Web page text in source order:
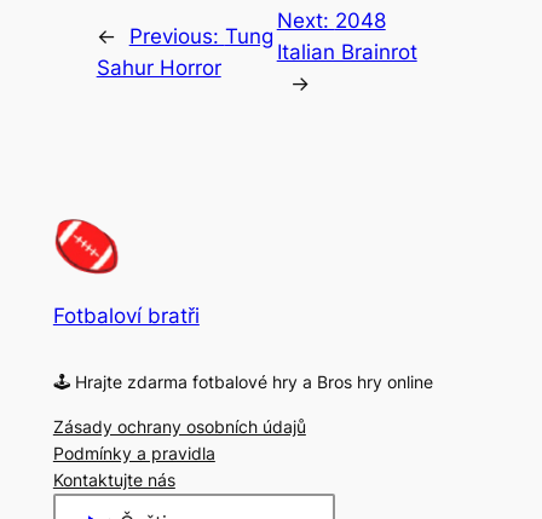
← Previous: Tung
Sahur Horror
Next: 2048
Italian Brainrot
→
Fotbaloví bratři
🕹 Hrajte zdarma fotbalové hry a Bros hry online
Zásady ochrany osobních údajů
Podmínky a pravidla
Kontaktujte nás